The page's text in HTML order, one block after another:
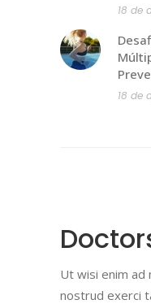
18 de
18 de
Ut wisi enim ad
nostrud exerci